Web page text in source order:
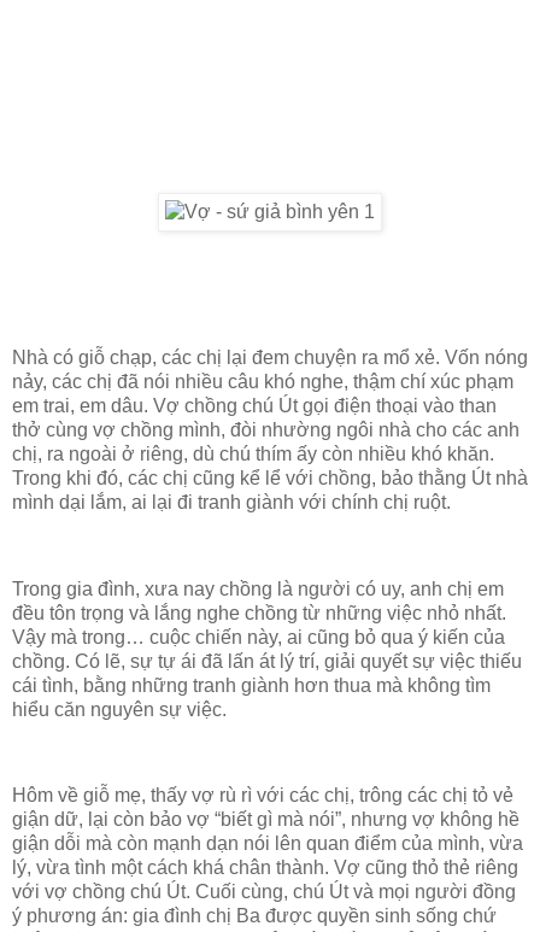
Nhà có giỗ chạp, các chị lại đem chuyện ra mổ xẻ. Vốn nóng
nảy, các chị đã nói nhiều câu khó nghe, thậm chí xúc phạm
em trai, em dâu. Vợ chồng chú Út gọi điện thoại vào than
thở cùng vợ chồng mình, đòi nhường ngôi nhà cho các anh
chị, ra ngoài ở riêng, dù chú thím ấy còn nhiều khó khăn.
Trong khi đó, các chị cũng kể lể với chồng, bảo thằng Út nhà
mình dại lắm, ai lại đi tranh giành với chính chị ruột.
Trong gia đình, xưa nay chồng là người có uy, anh chị em
đều tôn trọng và lắng nghe chồng từ những việc nhỏ nhất.
Vậy mà trong… cuộc chiến này, ai cũng bỏ qua ý kiến của
chồng. Có lẽ, sự tự ái đã lấn át lý trí, giải quyết sự việc thiếu
cái tình, bằng những tranh giành hơn thua mà không tìm
hiểu căn nguyên sự việc.
Hôm về giỗ mẹ, thấy vợ rù rì với các chị, trông các chị tỏ vẻ
giận dữ, lại còn bảo vợ “biết gì mà nói”, nhưng vợ không hề
giận dỗi mà còn mạnh dạn nói lên quan điểm của mình, vừa
lý, vừa tình một cách khá chân thành. Vợ cũng thỏ thẻ riêng
với vợ chồng chú Út. Cuối cùng, chú Út và mọi người đồng
ý phương án: gia đình chị Ba được quyền sinh sống chứ